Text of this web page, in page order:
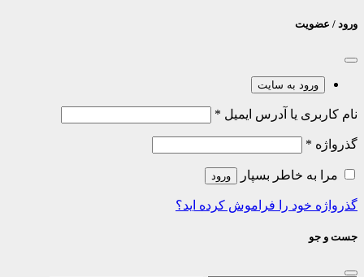
ورود / عضویت
ورود به سایت
نام کاربری یا آدرس ایمیل *
گذرواژه *
مرا به خاطر بسپار ورود
گذرواژه خود را فراموش کرده اید؟
جست و جو